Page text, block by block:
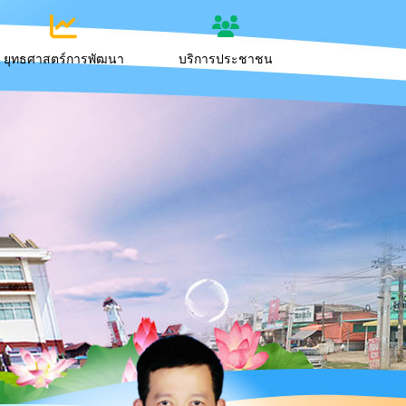
ยุทธศาสตร์การพัฒนา บริการประชาชน